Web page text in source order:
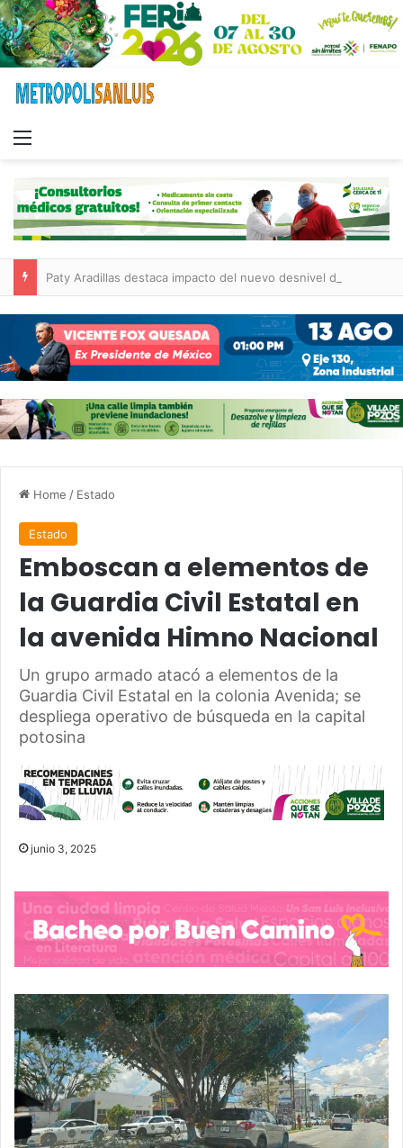
Home / Estado
Estado
Emboscan a elementos de
la Guardia Civil Estatal en
la avenida Himno Nacional
Un grupo armado atacó a elementos de la
Guardia Civil Estatal en la colonia Avenida; se
despliega operativo de búsqueda en la capital
potosina
junio 3, 2025